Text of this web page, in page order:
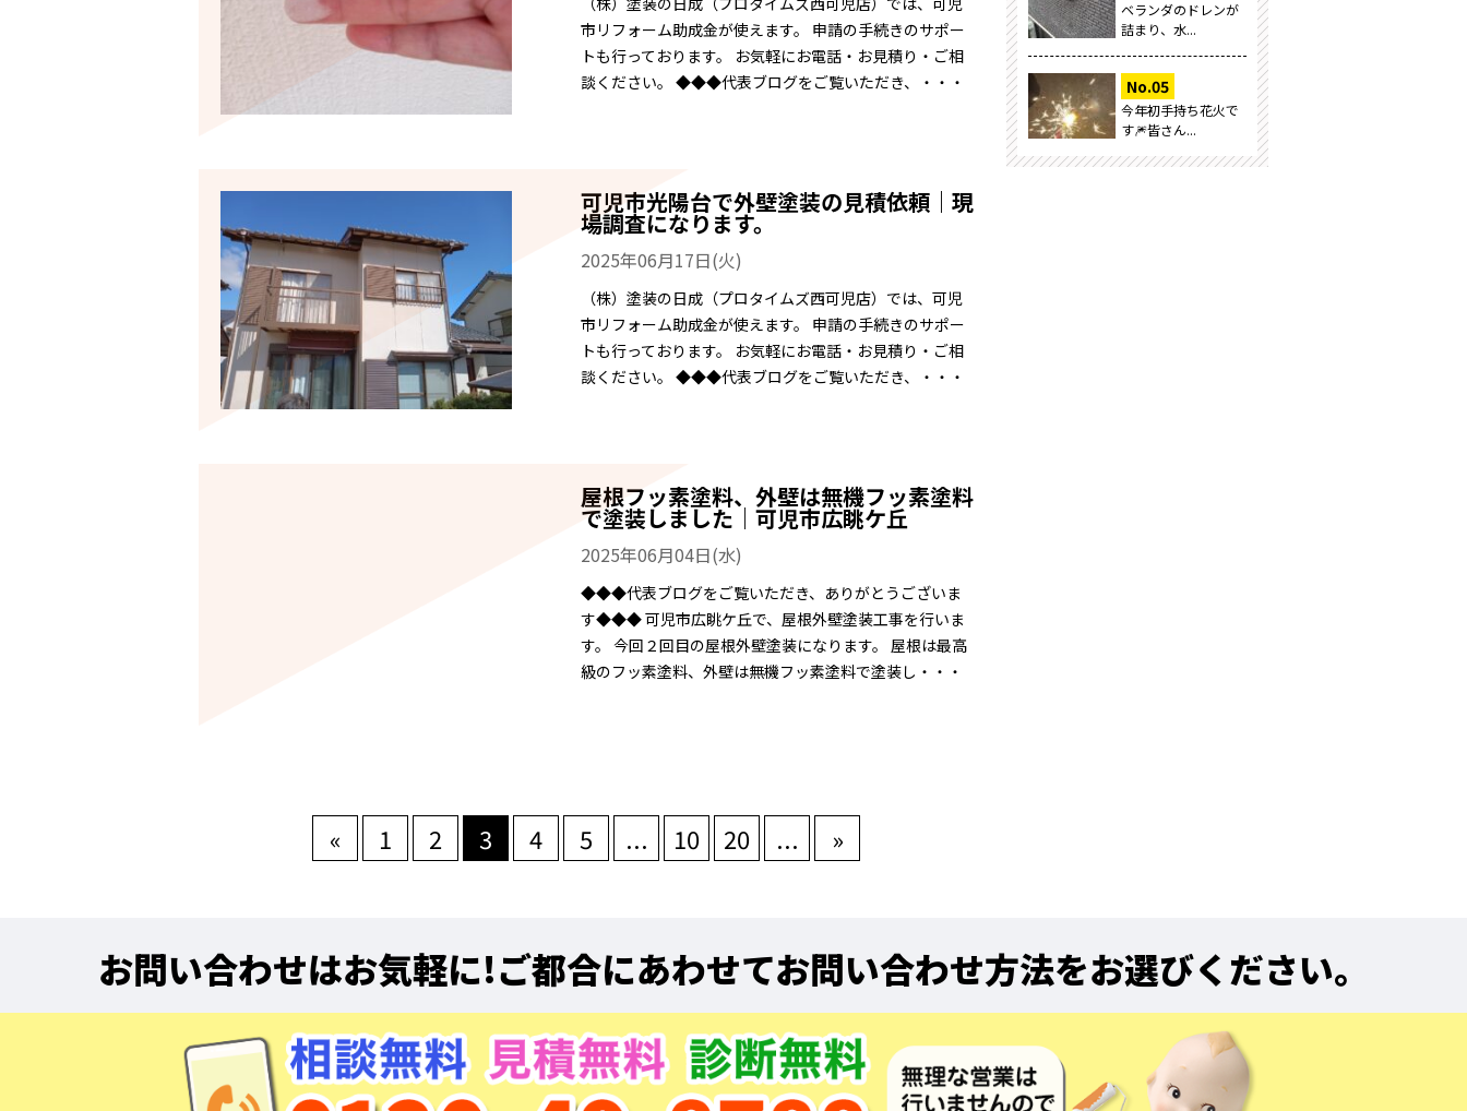
市リフォーム助成金が使えます。 申請の手続きのサポー
トも行っております。 お気軽にお電話・お見積り・ご相
談ください。 ◆◆◆代表ブログをご覧いただき、・・・
可児市光陽台で外壁塗装の見積依頼｜現
場調査になります。
2025年06月17日(火)
（株）塗装の日成（プロタイムズ西可児店）では、可児
市リフォーム助成金が使えます。 申請の手続きのサポー
トも行っております。 お気軽にお電話・お見積り・ご相
談ください。 ◆◆◆代表ブログをご覧いただき、・・・
屋根フッ素塗料、外壁は無機フッ素塗料
で塗装しました｜可児市広眺ケ丘
2025年06月04日(水)
◆◆◆代表ブログをご覧いただき、ありがとうございま
す◆◆◆ 可児市広眺ケ丘で、屋根外壁塗装工事を行いま
す。 今回２回目の屋根外壁塗装になります。 屋根は最高
級のフッ素塗料、外壁は無機フッ素塗料で塗装し・・・
« 1 2 3 4 5 ... 10 20 ... »
ベランダのドレンが
詰まり、水...
今年初手持ち花火で
す🎆皆さん...
お問い合わせはお気軽に!ご都合にあわせてお問い合わせ方法をお選びください。